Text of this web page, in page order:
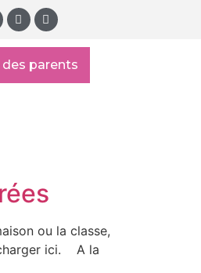
parents
ou la classe,
ici. A la